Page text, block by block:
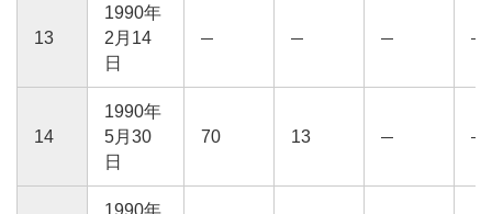
13
1990年
2月14
日
14
1990年
5月30
日
70 13
1990年